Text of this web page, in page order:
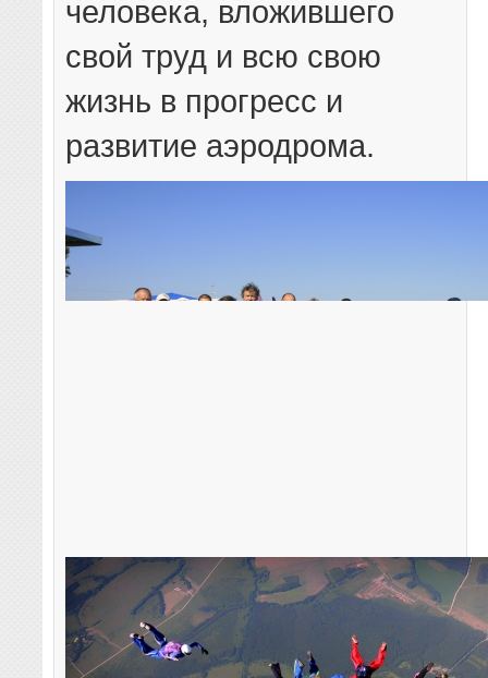
человека, вложившего
свой труд и всю свою
жизнь в прогресс и
развитие аэродрома.